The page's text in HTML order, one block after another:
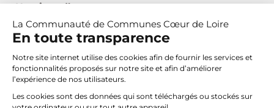
Horaires d’ouverture :
Du lundi au jeudi de 8h30 à 12h et de 13h30 à 17h30
Le vendredi de 8h30 à 12h
Nous contacter
La Communauté de Communes Cœur de Loire
En toute transparence
Notre site internet utilise des cookies afin de fournir les services et
fonctionnalités proposés sur notre site et afin d’améliorer
l’expérience de nos utilisateurs.
Les cookies sont des données qui sont téléchargés ou stockés sur